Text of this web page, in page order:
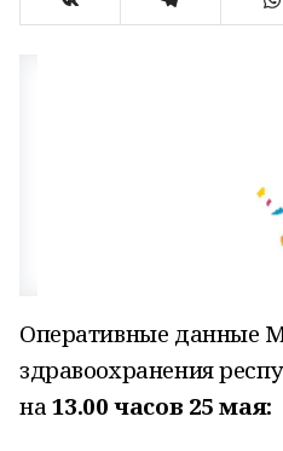
Оперативные данные
здравоохранения
на13.00 часов 25 мая: